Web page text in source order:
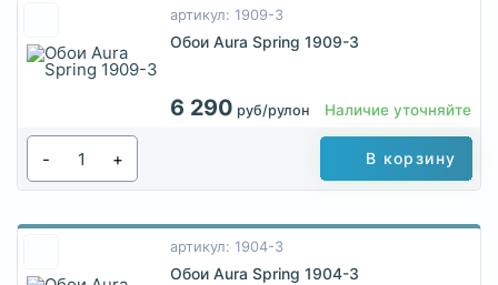
артикул: 1909-3
Обои Aura Spring 1909-3
6 290 руб/рулон Наличие уточняйте
- + В корзину
артикул: 1904-3
Обои Aura Spring 1904-3